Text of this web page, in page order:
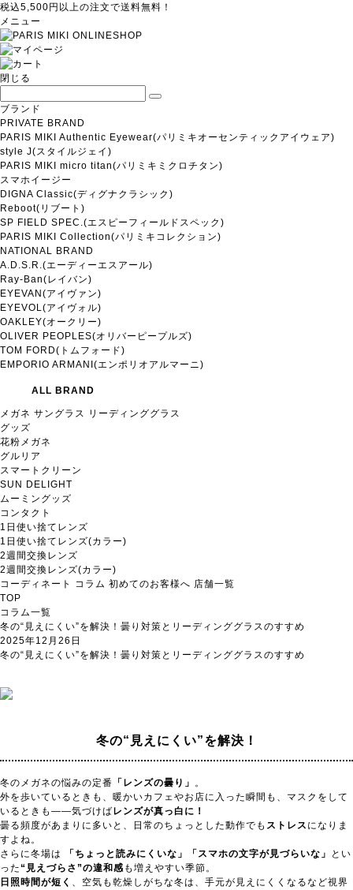
税込5,500円以上の注文で送料無料！
メニュー
閉じる
ブランド
PRIVATE BRAND
PARIS MIKI Authentic Eyewear(パリミキオーセンティックアイウェア)
style J(スタイルジェイ)
PARIS MIKI micro titan(パリミキミクロチタン)
スマホイージー
DIGNA Classic(ディグナクラシック)
Reboot(リブート)
SP FIELD SPEC.(エスピーフィールドスペック)
PARIS MIKI Collection(パリミキコレクション)
NATIONAL BRAND
A.D.S.R.(エーディーエスアール)
Ray-Ban(レイバン)
EYEVAN(アイヴァン)
EYEVOL(アイヴォル)
OAKLEY(オークリー)
OLIVER PEOPLES(オリバーピープルズ)
TOM FORD(トムフォード)
EMPORIO ARMANI(エンポリオアルマーニ)
ALL BRAND
メガネ サングラス リーディンググラス
グッズ
花粉メガネ
グルリア
スマートクリーン
SUN DELIGHT
ムーミングッズ
コンタクト
1日使い捨てレンズ
1日使い捨てレンズ(カラー)
2週間交換レンズ
2週間交換レンズ(カラー)
コーディネート
コラム 初めてのお客様へ 店舗一覧
TOP
コラム一覧
冬の“見えにくい”を解決！曇り対策とリーディンググラスのすすめ
2025年12月26日
冬の“見えにくい”を解決！曇り対策とリーディンググラスのすすめ
冬の“見えにくい”を解決！
冬のメガネの悩みの定番 「レンズの曇り」 。
外を歩いているときも、暖かいカフェやお店に入った瞬間も、マスクをして
いるときも——気づけば レンズが真っ白に！
曇る頻度があまりに多いと、日常のちょっとした動作でも ストレス になりま
すよね。
さらに冬場は
「ちょっと読みにくいな」「スマホの文字が見づらいな」
とい
った“見えづらさ”の違和感 も増えやすい季節。
日照時間が短く 、空気も乾燥しがちな冬は、手元が見えにくくなるなど視界